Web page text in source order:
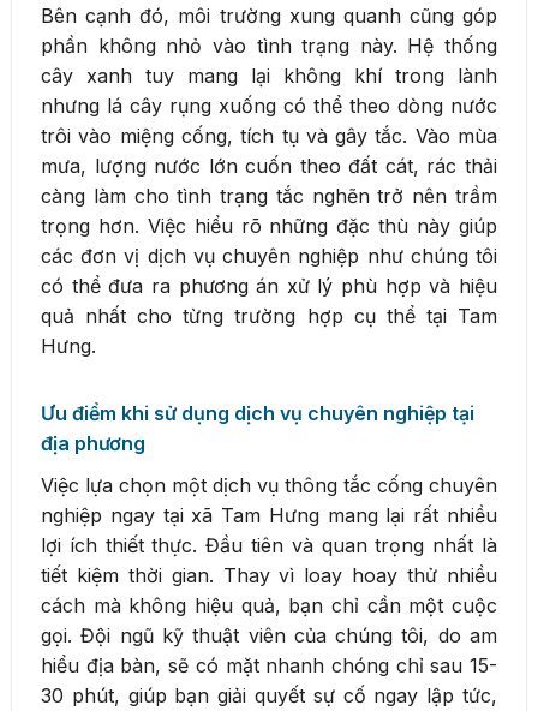
Bên cạnh đó, môi trường xung quanh cũng góp
phần không nhỏ vào tình trạng này. Hệ thống
cây xanh tuy mang lại không khí trong lành
nhưng lá cây rụng xuống có thể theo dòng nước
trôi vào miệng cống, tích tụ và gây tắc. Vào mùa
mưa, lượng nước lớn cuốn theo đất cát, rác thải
càng làm cho tình trạng tắc nghẽn trở nên trầm
trọng hơn. Việc hiểu rõ những đặc thù này giúp
các đơn vị dịch vụ chuyên nghiệp như chúng tôi
có thể đưa ra phương án xử lý phù hợp và hiệu
quả nhất cho từng trường hợp cụ thể tại Tam
Hưng.
Ưu điểm khi sử dụng dịch vụ chuyên nghiệp tại
địa phương
Việc lựa chọn một dịch vụ thông tắc cống chuyên
nghiệp ngay tại xã Tam Hưng mang lại rất nhiều
lợi ích thiết thực. Đầu tiên và quan trọng nhất là
tiết kiệm thời gian. Thay vì loay hoay thử nhiều
cách mà không hiệu quả, bạn chỉ cần một cuộc
gọi. Đội ngũ kỹ thuật viên của chúng tôi, do am
hiểu địa bàn, sẽ có mặt nhanh chóng chỉ sau 15-
30 phút, giúp bạn giải quyết sự cố ngay lập tức,